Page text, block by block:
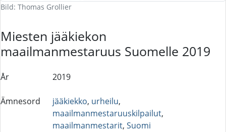
Bild: Thomas Grollier
Miesten jääkiekon
maailmanmestaruus Suomelle 2019
År 2019
Ämnesord jääkiekko, urheilu,
maailmanmestaruuskilpailut,
maailmanmestarit, Suomi